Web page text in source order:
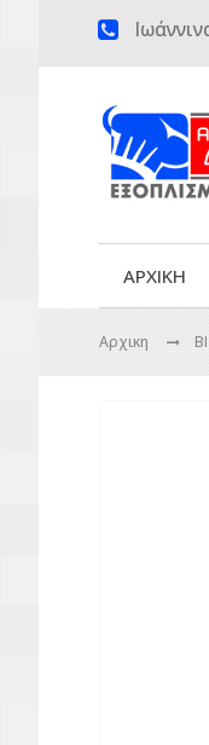

ΑΡΧΙΚΗ
Αρχικη